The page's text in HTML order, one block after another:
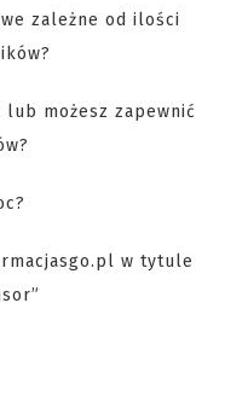
zależne od ilości
lub możesz zapewnić
w tytule